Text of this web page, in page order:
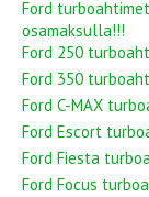
Ford
osamaksulla!!!
Ford 250
Ford 350
Ford C-MAX
Ford Escort
Ford Fiesta
Ford Focus